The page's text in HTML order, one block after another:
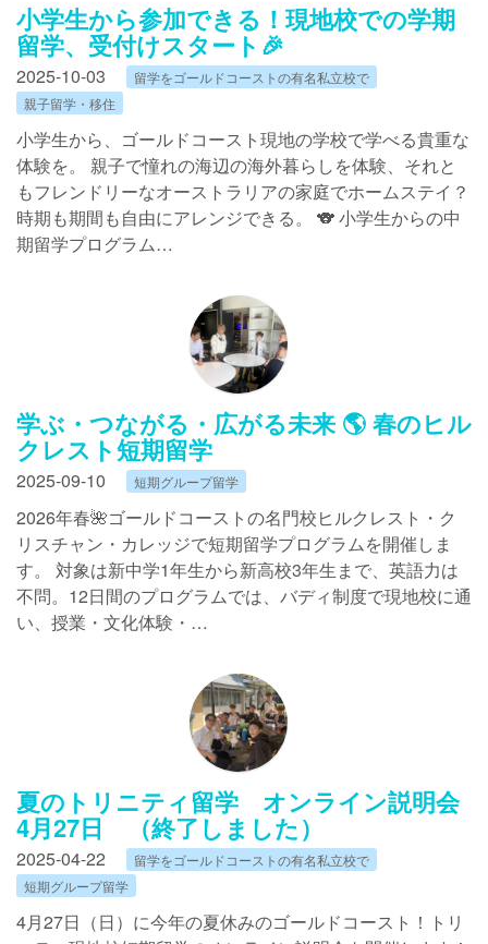
小学生から参加できる！現地校での学期
留学、受付けスタート🎉
2025-10-03
留学をゴールドコーストの有名私立校で
親子留学・移住
小学生から、ゴールドコースト現地の学校で学べる貴重な
体験を。 親子で憧れの海辺の海外暮らしを体験、それと
もフレンドリーなオーストラリアの家庭でホームステイ？
時期も期間も自由にアレンジできる。 🐨 小学生からの中
期留学プログラム…
学ぶ・つながる・広がる未来 🌎 春のヒル
クレスト短期留学
2025-09-10 短期グループ留学
2026年春🌺ゴールドコーストの名門校ヒルクレスト・ク
リスチャン・カレッジで短期留学プログラムを開催しま
す。 対象は新中学1年生から新高校3年生まで、英語力は
不問。12日間のプログラムでは、バディ制度で現地校に通
い、授業・文化体験・…
夏のトリニティ留学 オンライン説明会
4月27日 （終了しました）
2025-04-22
留学をゴールドコーストの有名私立校で
短期グループ留学
4月27日（日）に今年の夏休みのゴールドコースト！トリ